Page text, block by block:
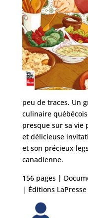
peu de traces. Un
culinaire
presque sur sa vie
et délicieuse
et son précieux
canadienne.
156 pages |
| Éditions